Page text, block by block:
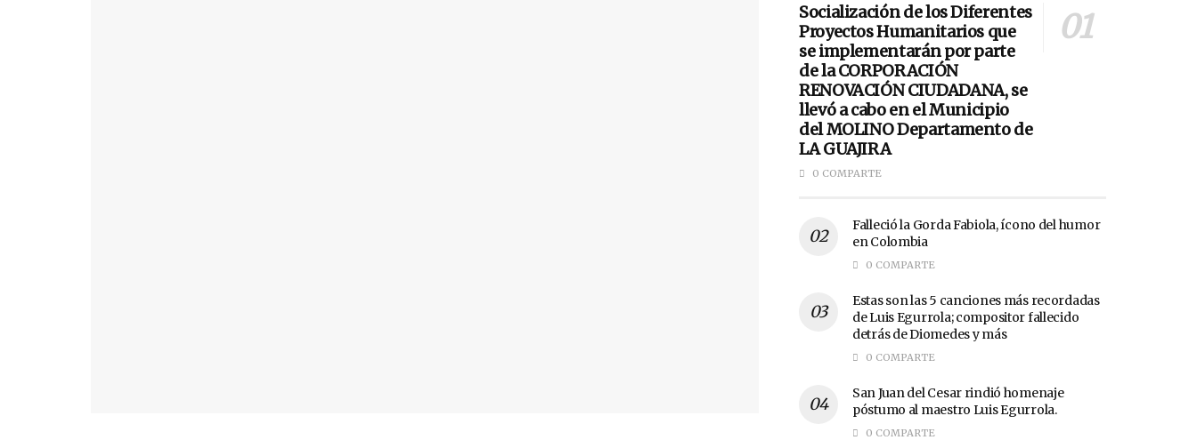
Socialización de los Diferentes
Proyectos Humanitarios que
se implementarán por parte
de la CORPORACIÓN
RENOVACIÓN CIUDADANA, se
llevó a cabo en el Municipio
del MOLINO Departamento de
LA GUAJIRA
0 COMPARTE
Falleció la Gorda Fabiola, ícono del humor
en Colombia
0 COMPARTE
Estas son las 5 canciones más recordadas
de Luis Egurrola; compositor fallecido
detrás de Diomedes y más
0 COMPARTE
San Juan del Cesar rindió homenaje
póstumo al maestro Luis Egurrola.
0 COMPARTE